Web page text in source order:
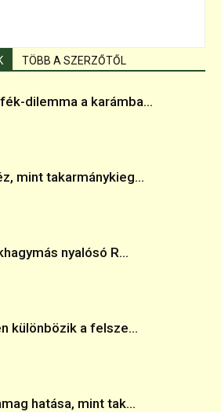
TÖBB A SZERZŐTŐL
dilemma a karámba...
mint takarmánykieg...
nyalósó R...
különbözik a felsze...
hatása, mint tak...